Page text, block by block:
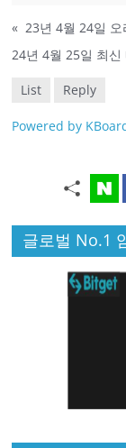
« 23년 4월 24일
24년 4월 25일 최신
List Reply
Powered by
글로벌 No.1